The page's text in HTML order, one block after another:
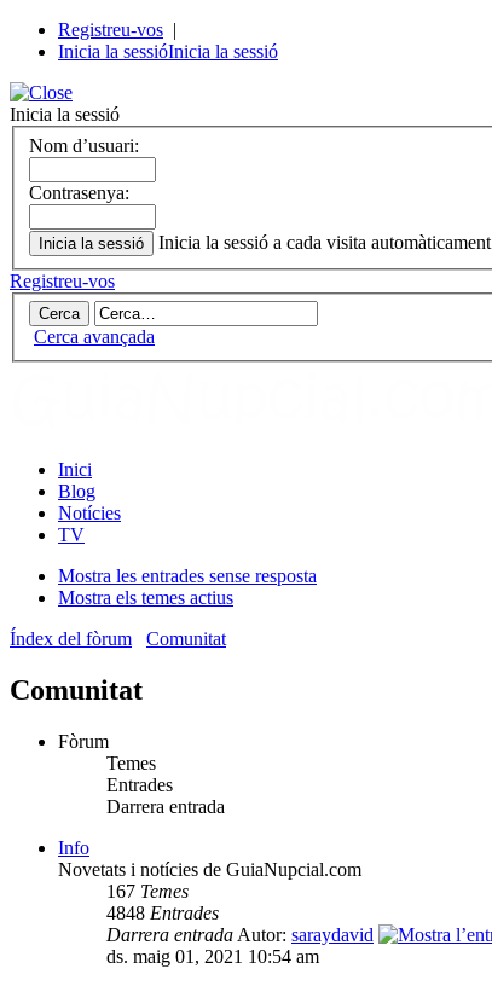
Registreu-vos |
Inicia la sessióInicia la sessió
Inicia la sessió
Nom d’usuari:
Contrasenya:
Inicia la sessió a cada visita automàticament
Registreu-vos
Cerca avançada
Inici
Blog
Notícies
TV
Mostra les entrades sense resposta
Mostra els temes actius
Índex del fòrum
Comunitat
Comunitat
Fòrum
Temes
Entrades
Darrera entrada
Info
Novetats i notícies de GuiaNupcial.com
167 Temes
4848 Entrades
Darrera entrada Autor: saraydavid
ds. maig 01, 2021 10:54 am